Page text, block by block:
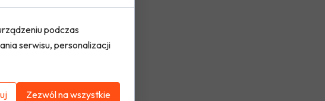
podczas
serwisu, personalizacji
Zezwól na wszystkie